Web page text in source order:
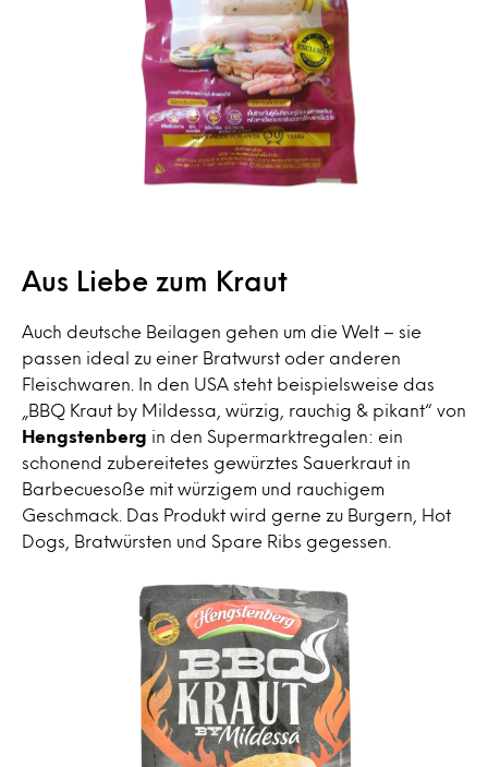
Aus Liebe zum Kraut
Auch deutsche Beilagen gehen um die Welt – sie
passen ideal zu einer Bratwurst oder anderen
Fleischwaren. In den USA steht beispielsweise das
„BBQ Kraut by Mildessa, würzig, rauchig & pikant“ von
Hengstenberg in den Supermarktregalen: ein
schonend zubereitetes gewürztes Sauerkraut in
Barbecuesoße mit würzigem und rauchigem
Geschmack. Das Produkt wird gerne zu Burgern, Hot
Dogs, Bratwürsten und Spare Ribs gegessen.